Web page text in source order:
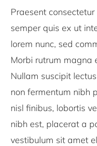
Praesent
semper quis ex ut
lorem nunc, sed
Morbi rutrum magna
Nullam suscipit
non fermentum nibh
nisl finibus, lobortis
nibh est, placerat a
vestibulum sit amet